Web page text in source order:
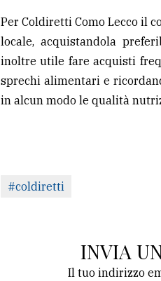
Per Coldiretti Como Lecco il
locale, acquistandola
inoltre utile fare acquisti
sprechi alimentari e
in alcun modo le qualità
#coldiretti
INVIA
Il tuo indirizzo